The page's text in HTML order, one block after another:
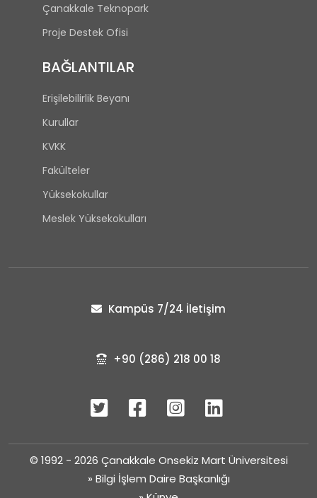
Çanakkale Teknopark
Proje Destek Ofisi
BAĞLANTILAR
Erişilebilirlik Beyanı
Kurullar
KVKK
Fakülteler
Yüksekokullar
Meslek Yüksekokulları
Kampüs 7/24 İletişim
+90 (286) 218 00 18
© 1992 - 2026 Çanakkale Onsekiz Mart Üniversitesi
» Bilgi İşlem Daire Başkanlığı